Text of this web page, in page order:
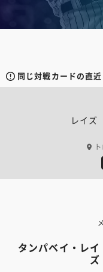
同じ対戦カードの直
レイズ
タンパベイ・レイ
ズ